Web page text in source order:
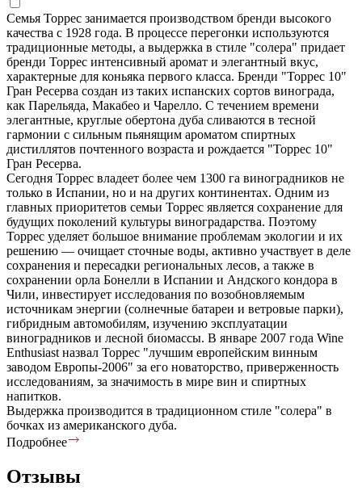
Семья Торрес занимается производством бренди высокого
качества с 1928 года. В процессе перегонки используются
традиционные методы, а выдержка в стиле "солера" придает
бренди Торрес интенсивный аромат и элегантный вкус,
характерные для коньяка первого класса. Бренди "Торрес 10"
Гран Ресерва создан из таких испанских сортов винограда,
как Парельяда, Макабео и Чарелло. С течением времени
элегантные, круглые обертона дуба сливаются в тесной
гармонии с сильным пьянящим ароматом спиртных
дистиллятов почтенного возраста и рождается "Торрес 10"
Гран Ресерва.
Сегодня Торрес владеет более чем 1300 га виноградников не
только в Испании, но и на других континентах. Одним из
главных приоритетов семьи Торрес является сохранение для
будущих поколений культуры виноградарства. Поэтому
Торрес уделяет большое внимание проблемам экологии и их
решению — очищает сточные воды, активно участвует в деле
сохранения и пересадки региональных лесов, а также в
сохранении орла Бонелли в Испании и Андского кондора в
Чили, инвестирует исследования по возобновляемым
источникам энергии (солнечные батареи и ветровые парки),
гибридным автомобилям, изучению эксплуатации
виноградников и лесной биомассы. В январе 2007 года Wine
Enthusiast назвал Торрес "лучшим европейским винным
заводом Европы-2006" за его новаторство, приверженность
исследованиям, за значимость в мире вин и спиртных
напитков.
Выдержка производится в традиционном стиле "солера" в
бочках из американского дуба.
Подробнее
Отзывы